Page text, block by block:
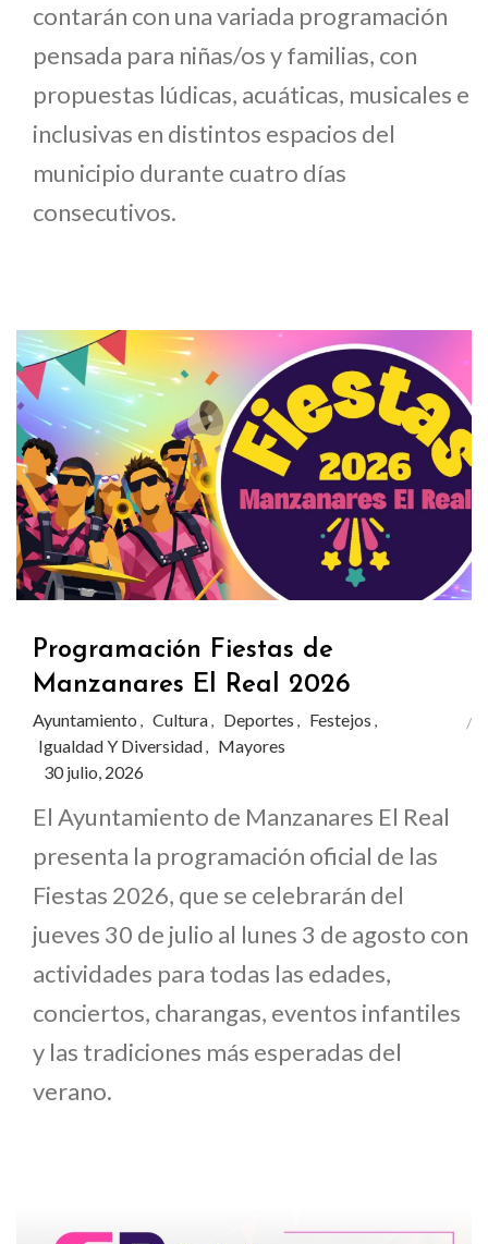
contarán con una variada programación
pensada para niñas/os y familias, con
propuestas lúdicas, acuáticas, musicales e
inclusivas en distintos espacios del
municipio durante cuatro días
consecutivos.
Programación Fiestas de
Manzanares El Real 2026
Ayuntamiento , Cultura, Deportes , Festejos ,
Igualdad Y Diversidad, Mayores
30 julio, 2026
El Ayuntamiento de Manzanares El Real
presenta la programación oficial de las
Fiestas 2026, que se celebrarán del
jueves 30 de julio al lunes 3 de agosto con
actividades para todas las edades,
conciertos, charangas, eventos infantiles
y las tradiciones más esperadas del
verano.